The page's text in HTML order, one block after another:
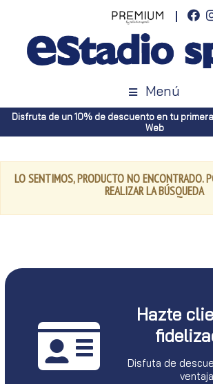
Menú
Disfruta de un 10% de descuento en tu
Web
LO SENTIMOS, PRODUCTO NO ENCONTRADO.
REALIZAR LA BÚSQUEDA
Hazte
Disfuta de